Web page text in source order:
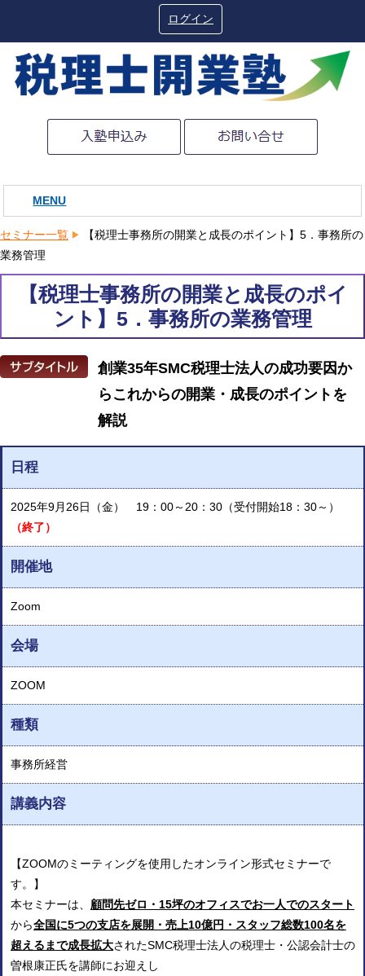
ログイン
MENU
セミナー一覧
【税理士事務所の開業と成長のポイント】5．事務所の
業務管理
【税理士事務所の開業と成長のポイ
ント】5．事務所の業務管理
創業35年SMC税理士法人の成功要因か
らこれからの開業・成長のポイントを
解説
日程
2025年9月26日（金） 19：00～20：30（受付開始18：30～）
（終了）
開催地
Zoom
会場
ZOOM
種類
事務所経営
講義内容
【ZOOMのミーティングを使用したオンライン形式セミナーで
す。】
本セミナーは、 顧問先ゼロ・15坪のオフィスでお一人でのスタート
から全国に5つの支店を展開・売上10億円・スタッフ総数100名を
超えるまで成長拡大されたSMC税理士法人の税理士・公認会計士の
曽根康正氏を講師にお迎えし